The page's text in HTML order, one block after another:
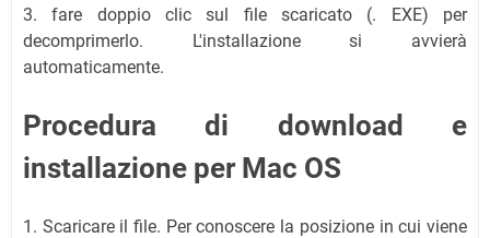
3. fare doppio clic sul file scaricato (. EXE) per
decomprimerlo. L'installazione si avvierà
automaticamente.
Procedura di download e
installazione per Mac OS
1. Scaricare il file. Per conoscere la posizione in cui viene